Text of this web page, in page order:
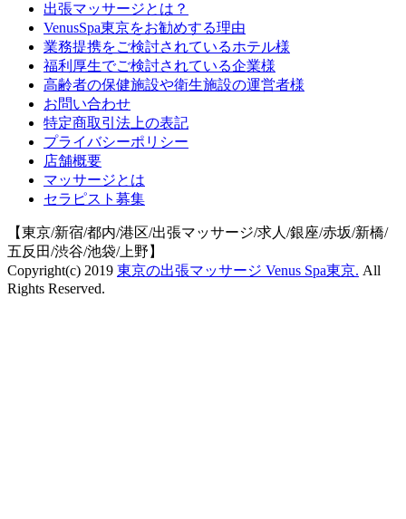
出張マッサージとは？
VenusSpa東京をお勧めする理由
業務提携をご検討されているホテル様
福利厚生でご検討されている企業様
高齢者の保健施設や衛生施設の運営者様
お問い合わせ
特定商取引法上の表記
プライバシーポリシー
店舗概要
マッサージとは
セラピスト募集
【東京/新宿/都内/港区/出張マッサージ/求人/銀座/赤坂/新橋/
五反田/渋谷/池袋/上野】
Copyright(c) 2019 東京の出張マッサージ Venus Spa東京. All
Rights Reserved.